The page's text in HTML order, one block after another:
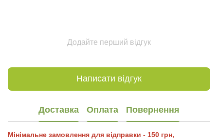
Додайте перший відгук
Написати відгук
Доставка Оплата Повернення
Мінімальне замовлення для відправки - 150 грн,